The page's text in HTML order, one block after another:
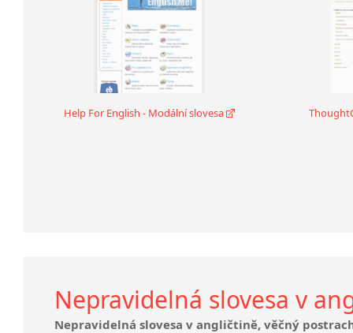
Help For English - Modální slovesa
Nepravidelná slovesa v
Nepravidelná slovesa v angličtině, věčný